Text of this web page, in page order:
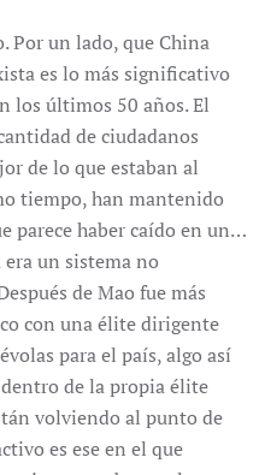
Por un lado, que China
es lo más significativo
los últimos 50 años. El
de ciudadanos
de lo que estaban al
tiempo, han mantenido
parece haber caído en un…
un sistema no
de Mao fue más
con una élite dirigente
para el país, algo así
de la propia élite
volviendo al punto de
es ese en el que